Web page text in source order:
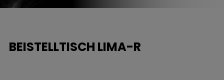
BEISTELLTISCH LIMA-R